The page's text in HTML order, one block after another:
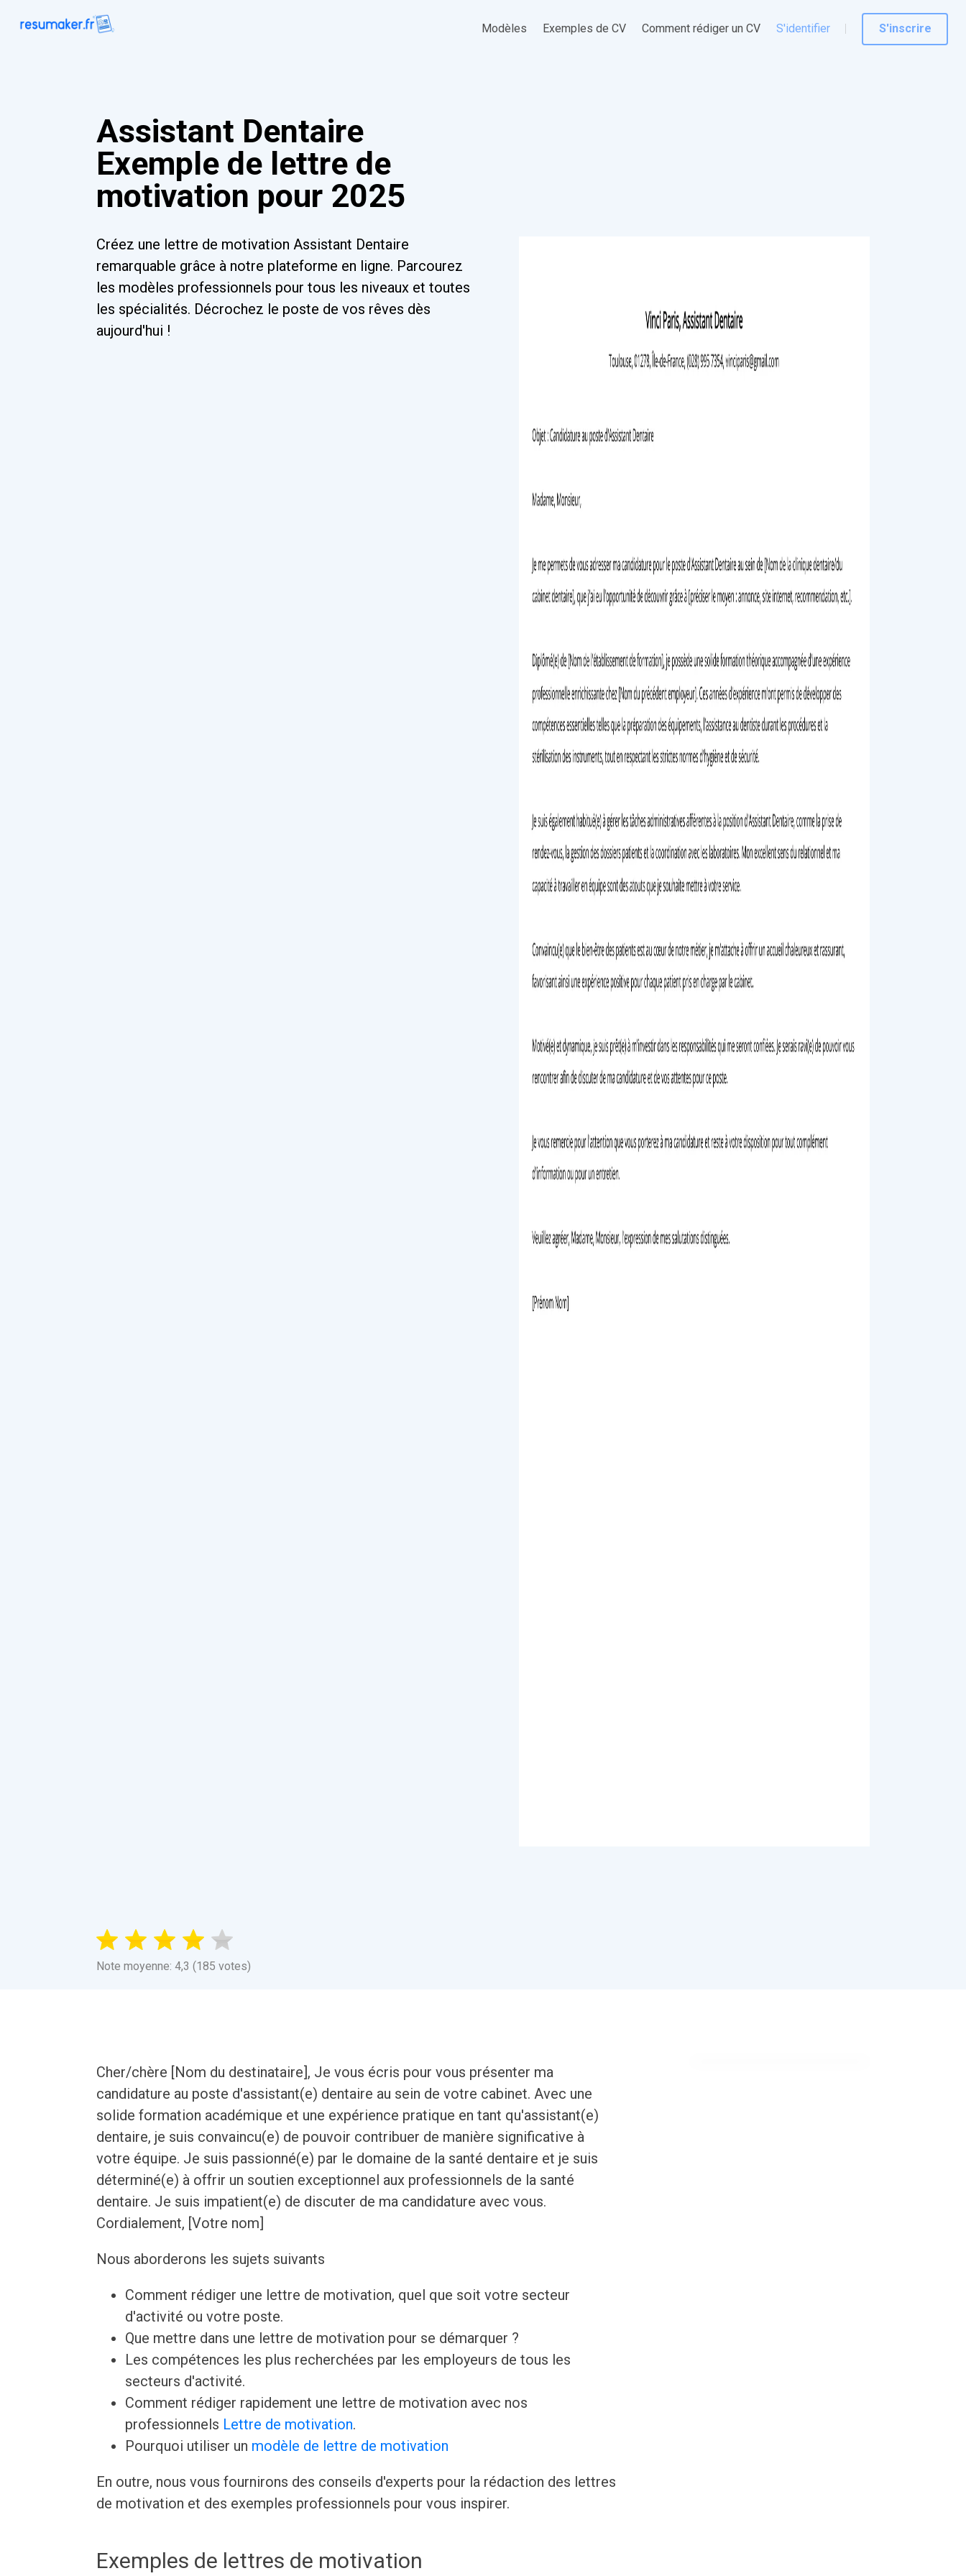
Modèles Exemples de CV Comment rédiger un CV S'identifier S'inscrire
Assistant Dentaire
Exemple de lettre de
motivation pour 2025
Créez une lettre de motivation Assistant Dentaire
remarquable grâce à notre plateforme en ligne. Parcourez
les modèles professionnels pour tous les niveaux et toutes
les spécialités. Décrochez le poste de vos rêves dès
aujourd'hui !
Note moyenne: 4,3 (185 votes)
Cher/chère [Nom du destinataire], Je vous écris pour vous présenter ma
candidature au poste d'assistant(e) dentaire au sein de votre cabinet. Avec une
solide formation académique et une expérience pratique en tant qu'assistant(e)
dentaire, je suis convaincu(e) de pouvoir contribuer de manière significative à
votre équipe. Je suis passionné(e) par le domaine de la santé dentaire et je suis
déterminé(e) à offrir un soutien exceptionnel aux professionnels de la santé
dentaire. Je suis impatient(e) de discuter de ma candidature avec vous.
Cordialement, [Votre nom]
Nous aborderons les sujets suivants
Comment rédiger une lettre de motivation, quel que soit votre secteur
d'activité ou votre poste.
Que mettre dans une lettre de motivation pour se démarquer ?
Les compétences les plus recherchées par les employeurs de tous les
secteurs d'activité.
Comment rédiger rapidement une lettre de motivation avec nos
professionnels Lettre de motivation.
Pourquoi utiliser un modèle de lettre de motivation
En outre, nous vous fournirons des conseils d'experts pour la rédaction des lettres
de motivation et des exemples professionnels pour vous inspirer.
Exemples de lettres de motivation